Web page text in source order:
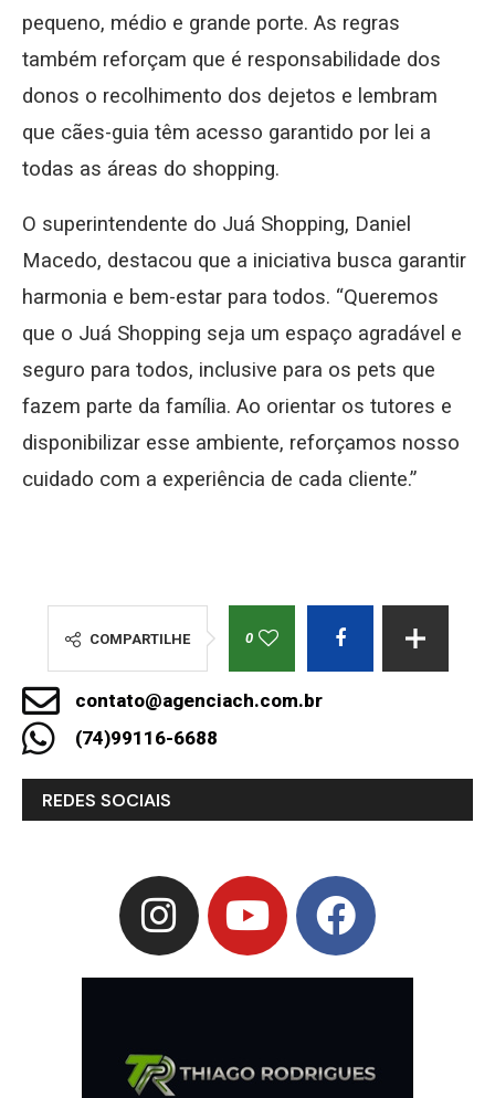
pequeno, médio e grande porte. As regras
também reforçam que é responsabilidade dos
donos o recolhimento dos dejetos e lembram
que cães-guia têm acesso garantido por lei a
todas as áreas do shopping.
O superintendente do Juá Shopping, Daniel
Macedo, destacou que a iniciativa busca garantir
harmonia e bem-estar para todos. “Queremos
que o Juá Shopping seja um espaço agradável e
seguro para todos, inclusive para os pets que
fazem parte da família. Ao orientar os tutores e
disponibilizar esse ambiente, reforçamos nosso
cuidado com a experiência de cada cliente.”
COMPARTILHE 0
contato@agenciach.com.br
(74)99116-6688
REDES SOCIAIS